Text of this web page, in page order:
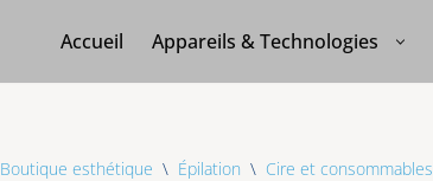
Accueil Appareils & Technologies
Boutique esthétique \ Épilation \ Cire et consommables